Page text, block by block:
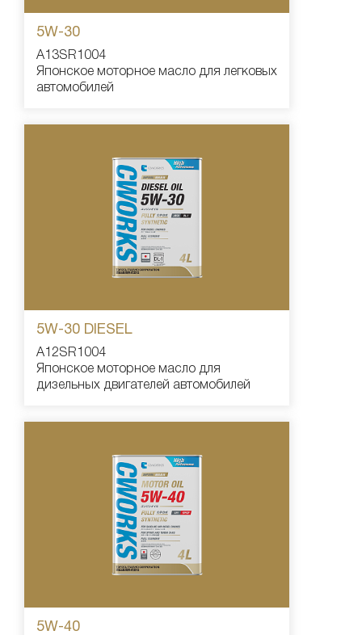
5W-30
A13SR1004
Японское моторное масло для легковых
автомобилей
5W-30 DIESEL
A12SR1004
Японское моторное масло для
дизельных двигателей автомобилей
5W-40